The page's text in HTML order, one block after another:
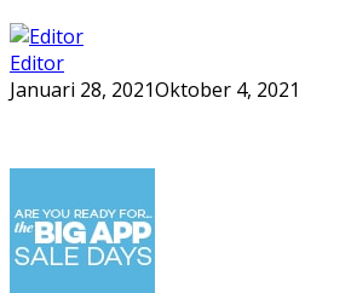
Editor
Januari 28, 2021Oktober 4, 2021